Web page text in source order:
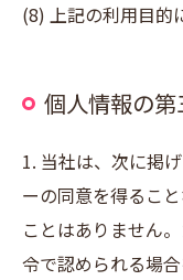
(8) 上記の利用目的
個人情報の
1. 当社は、次に掲
ーの同意を得るこ
ことはありません
令で認められる場合